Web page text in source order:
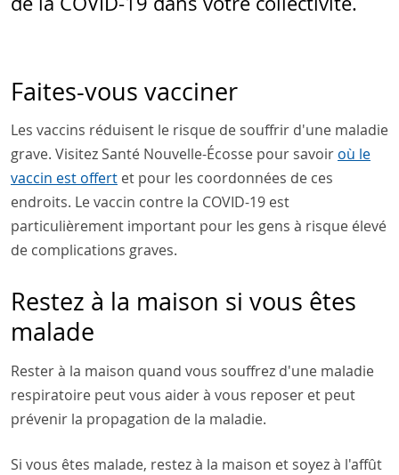
Faites-vous vacciner
Les vaccins réduisent le risque de souffrir d'une maladie
grave. Visitez Santé Nouvelle-Écosse pour savoir où le
vaccin est offert et pour les coordonnées de ces
endroits. Le vaccin contre la COVID-19 est
particulièrement important pour les gens à risque élevé
de complications graves.
Restez à la maison si vous êtes
malade
Rester à la maison quand vous souffrez d'une maladie
respiratoire peut vous aider à vous reposer et peut
prévenir la propagation de la maladie.
Si vous êtes malade, restez à la maison et soyez à l'affût